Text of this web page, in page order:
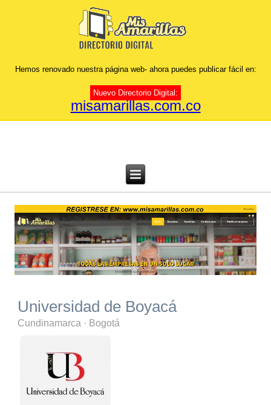
Hemos renovado nuestra página web- ahora puedes publicar fácil en:
Nuevo Directorio Digital:
misamarillas.com.co
Universidad de Boyacá
Cundinamarca · Bogotá